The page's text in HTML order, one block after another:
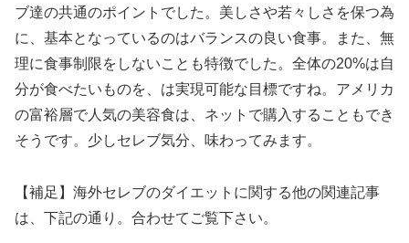
ブ達の共通のポイントでした。美しさや若々しさを保つ為
に、基本となっているのはバランスの良い食事。また、無
理に食事制限をしないことも特徴でした。全体の20%は自
分が食べたいものを、は実現可能な目標ですね。アメリカ
の富裕層で人気の美容食は、ネットで購入することもでき
そうです。少しセレブ気分、味わってみます。
【補足】海外セレブのダイエットに関する他の関連記事
は、下記の通り。合わせてご覧下さい。